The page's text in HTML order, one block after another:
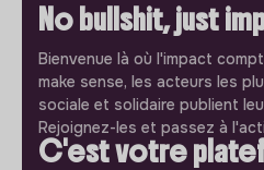
No bullshit, just
Bienvenue là où l'impact
make sense, les acteurs les
sociale et solidaire publient
Rejoignez-les et passez à
C'est votre